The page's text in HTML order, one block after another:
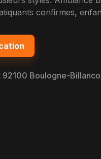
confirmes,
92100 Boulogne-